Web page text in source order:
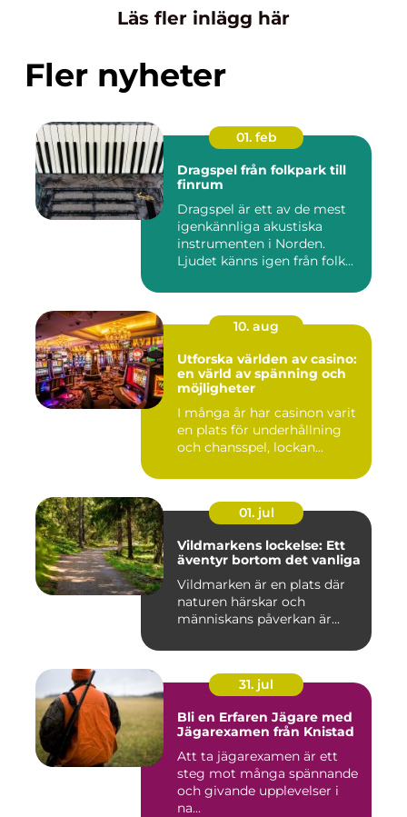
Läs fler inlägg här
Fler nyheter
01. feb
Dragspel från folkpark till
finrum
Dragspel är ett av de mest
igenkännliga akustiska
instrumenten i Norden.
Ljudet känns igen från folk...
10. aug
Utforska världen av casino:
en värld av spänning och
möjligheter
I många år har casinon varit
en plats för underhållning
och chansspel, lockan...
01. jul
Vildmarkens lockelse: Ett
äventyr bortom det vanliga
Vildmarken är en plats där
naturen härskar och
människans påverkan är...
31. jul
Bli en Erfaren Jägare med
Jägarexamen från Knistad
Att ta jägarexamen är ett
steg mot många spännande
och givande upplevelser i
na...